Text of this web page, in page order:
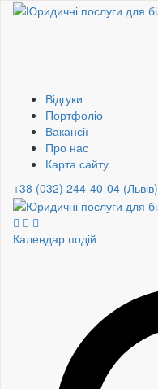
Відгуки
Портфоліо
Вакансії
Про нас
Карта сайту
+38 (032) 244-40-04 (Львів)
Календар подій